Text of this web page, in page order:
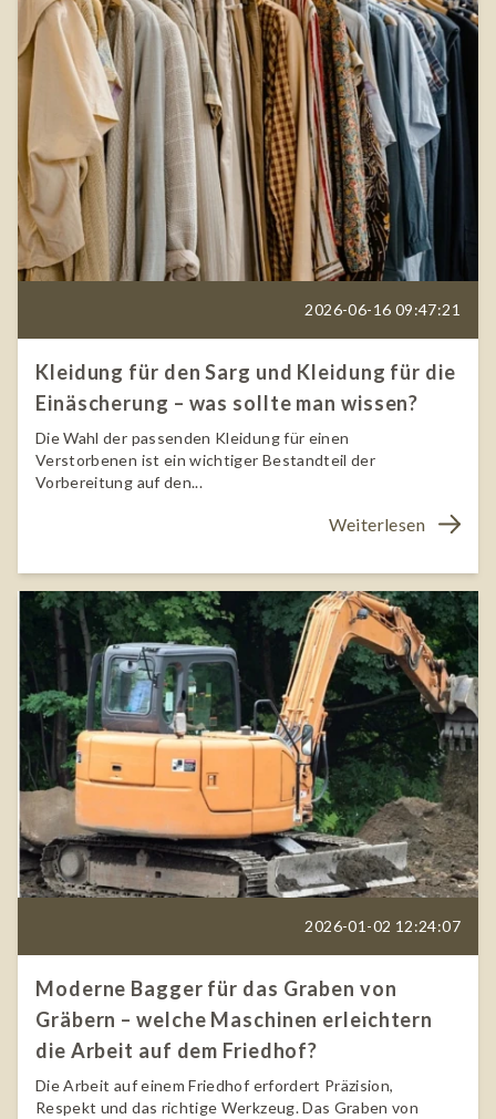
2026-06-16 09:47:21
Kleidung für den Sarg und Kleidung für die
Einäscherung – was sollte man wissen?
Die Wahl der passenden Kleidung für einen
Verstorbenen ist ein wichtiger Bestandteil der
Vorbereitung auf den...
Weiterlesen
2026-01-02 12:24:07
Moderne Bagger für das Graben von
Gräbern – welche Maschinen erleichtern
die Arbeit auf dem Friedhof?
Die Arbeit auf einem Friedhof erfordert Präzision,
Respekt und das richtige Werkzeug. Das Graben von